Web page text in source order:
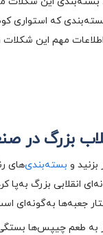
که استواری
مهم این شکلات
بزرگ
و بسته‌بندی‌های
انقلابی بزرگ
جعبه‌ها به‌گونه‌ای
به طعم چیپس‌ها